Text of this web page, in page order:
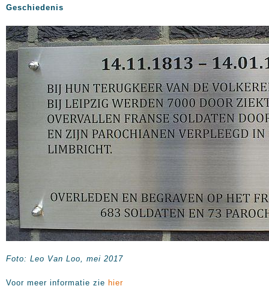
Geschiedenis
Foto: Leo Van Loo, mei 2017
Voor meer informatie zie hier